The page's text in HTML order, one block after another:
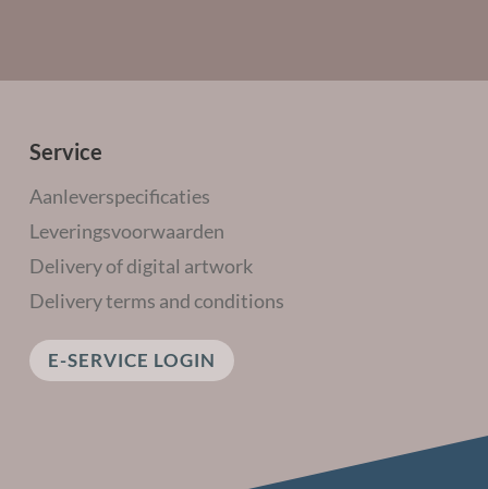
Service
Aanleverspecificaties
Leveringsvoorwaarden
Delivery of digital artwork
Delivery terms and conditions
E-SERVICE LOGIN